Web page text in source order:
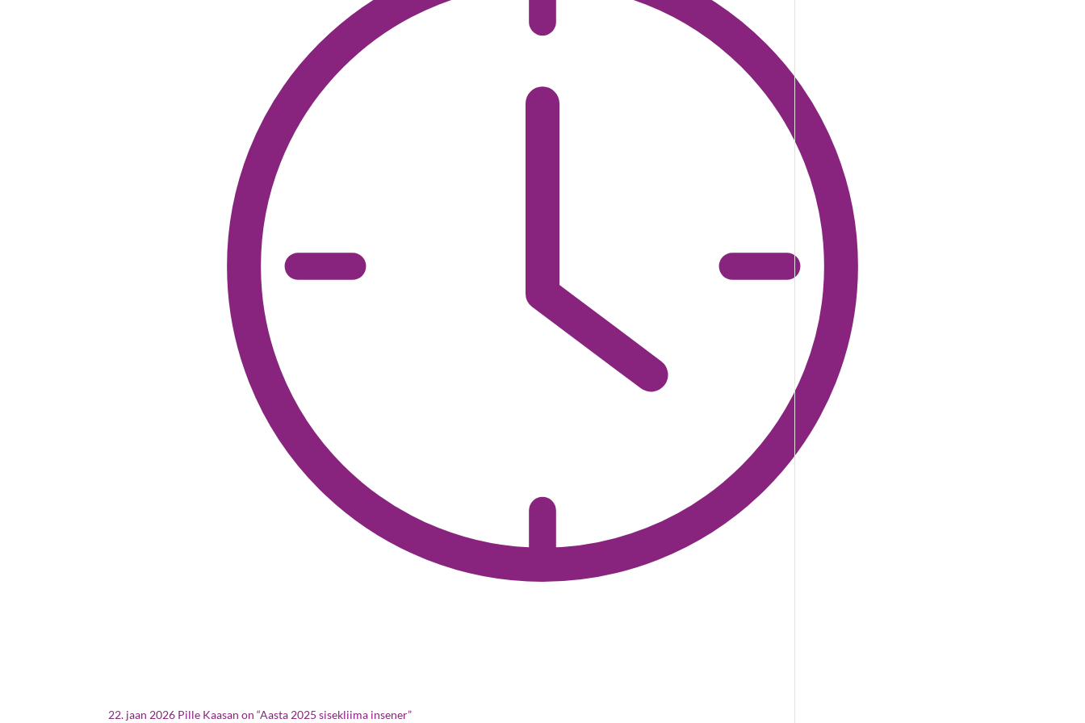
22. jaan 2026 Pille Kaasan on “Aasta 2025 sisekliima insener”